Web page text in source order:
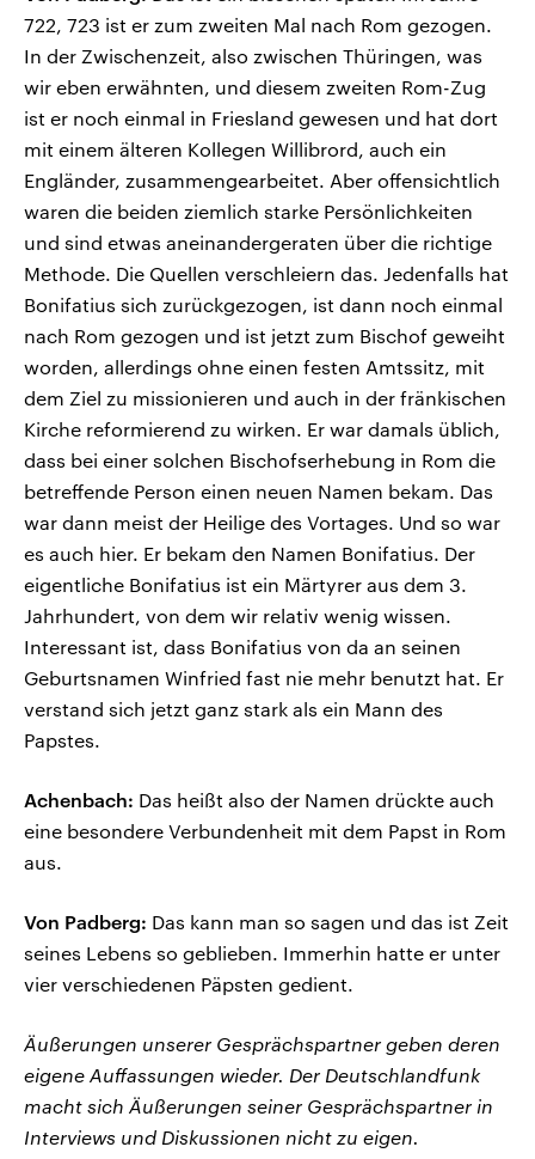
722, 723 ist er zum zweiten Mal nach Rom gezogen.
In der Zwischenzeit, also zwischen Thüringen, was
wir eben erwähnten, und diesem zweiten Rom-Zug
ist er noch einmal in Friesland gewesen und hat dort
mit einem älteren Kollegen Willibrord, auch ein
Engländer, zusammengearbeitet. Aber offensichtlich
waren die beiden ziemlich starke Persönlichkeiten
und sind etwas aneinandergeraten über die richtige
Methode. Die Quellen verschleiern das. Jedenfalls hat
Bonifatius sich zurückgezogen, ist dann noch einmal
nach Rom gezogen und ist jetzt zum Bischof geweiht
worden, allerdings ohne einen festen Amtssitz, mit
dem Ziel zu missionieren und auch in der fränkischen
Kirche reformierend zu wirken. Er war damals üblich,
dass bei einer solchen Bischofserhebung in Rom die
betreffende Person einen neuen Namen bekam. Das
war dann meist der Heilige des Vortages. Und so war
es auch hier. Er bekam den Namen Bonifatius. Der
eigentliche Bonifatius ist ein Märtyrer aus dem 3.
Jahrhundert, von dem wir relativ wenig wissen.
Interessant ist, dass Bonifatius von da an seinen
Geburtsnamen Winfried fast nie mehr benutzt hat. Er
verstand sich jetzt ganz stark als ein Mann des
Papstes.
Achenbach: Das heißt also der Namen drückte auch
eine besondere Verbundenheit mit dem Papst in Rom
aus.
Von Padberg: Das kann man so sagen und das ist Zeit
seines Lebens so geblieben. Immerhin hatte er unter
vier verschiedenen Päpsten gedient.
Äußerungen unserer Gesprächspartner geben deren
eigene Auffassungen wieder. Der Deutschlandfunk
macht sich Äußerungen seiner Gesprächspartner in
Interviews und Diskussionen nicht zu eigen.